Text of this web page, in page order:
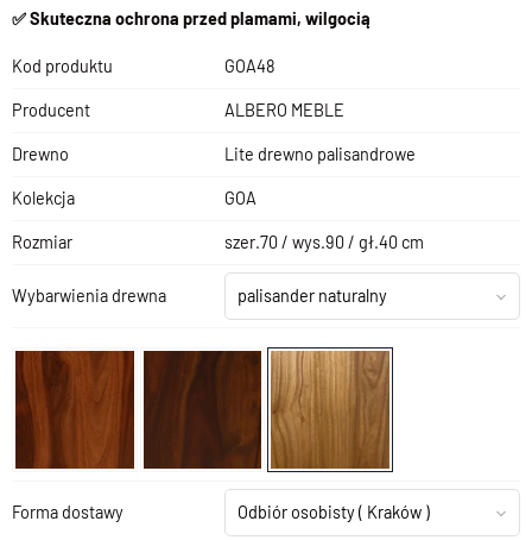
✅ Skuteczna ochrona przed plamami, wilgocią
Kod produktu GOA48
Producent ALBERO MEBLE
Drewno Lite drewno palisandrowe
Kolekcja GOA
Rozmiar szer.70 / wys.90 / gł.40 cm
Wybarwienia drewna palisander naturalny
Forma dostawy Odbiór osobisty( Kraków )